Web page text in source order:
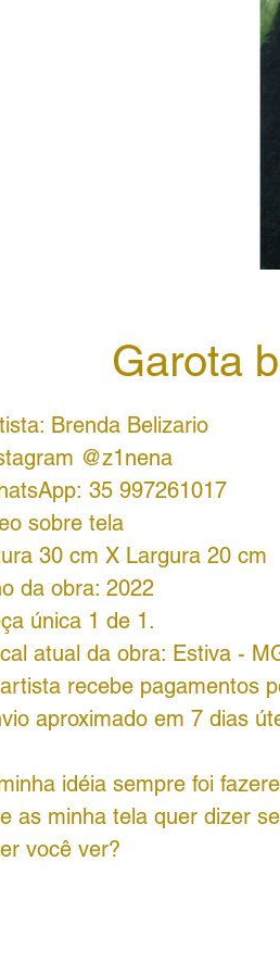
Garota
Brenda Belizario
@z1nena
35 997261017
sobre tela
30 cm X Largura 20 cm
da obra: 2022
única 1 de 1.
atual da obra: Estiva -
recebe pagamentos
aproximado em 7 dias
idéia sempre foi
as minha tela quer dizer
você ver?